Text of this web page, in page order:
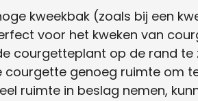
kweekbak (zoals bij een
voor het kweken van
courgetteplant op de rand
courgette genoeg ruimte om
ruimte in beslag nemen,